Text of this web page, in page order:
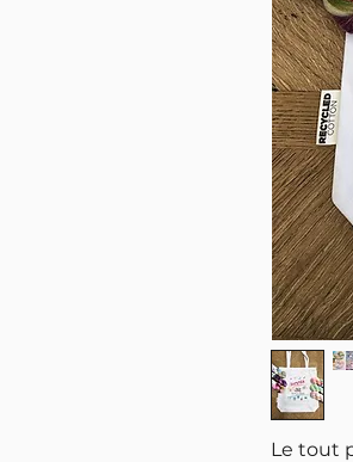
Le tout